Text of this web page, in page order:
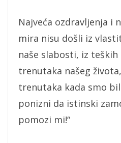
Najveća ozdravljenja i
mira nisu došli iz
naše slabosti, iz
trenutaka našeg
trenutaka kada smo
ponizni da istinski
pomozi mi!“